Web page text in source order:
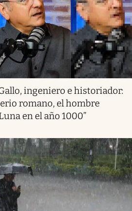
ingeniero e historiador:
romano, el hombre
en el año 1000”